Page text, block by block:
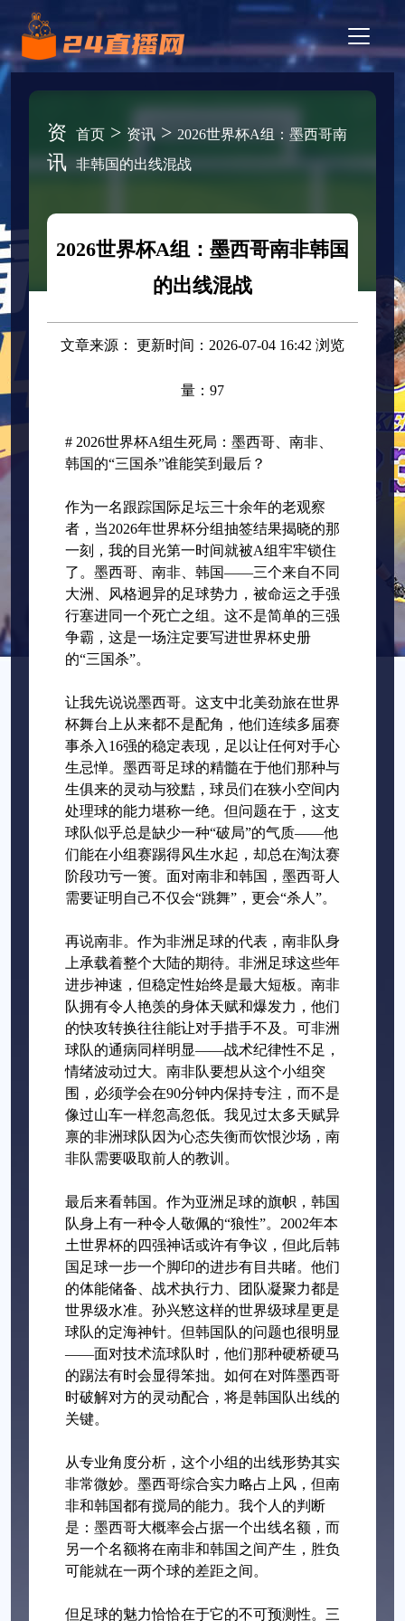
资
讯
首页 > 资讯 >2026世界杯A组：墨西哥南
非韩国的出线混战
2026世界杯A组：墨西哥南非韩国
的出线混战
文章来源： 更新时间：2026-07-04 16:42 浏览
量：97
# 2026世界杯A组生死局：墨西哥、南非、
韩国的“三国杀”谁能笑到最后？
作为一名跟踪国际足坛三十余年的老观察
者，当2026年世界杯分组抽签结果揭晓的那
一刻，我的目光第一时间就被A组牢牢锁住
了。墨西哥、南非、韩国——三个来自不同
大洲、风格迥异的足球势力，被命运之手强
行塞进同一个死亡之组。这不是简单的三强
争霸，这是一场注定要写进世界杯史册
的“三国杀”。
让我先说说墨西哥。这支中北美劲旅在世界
杯舞台上从来都不是配角，他们连续多届赛
事杀入16强的稳定表现，足以让任何对手心
生忌惮。墨西哥足球的精髓在于他们那种与
生俱来的灵动与狡黠，球员们在狭小空间内
处理球的能力堪称一绝。但问题在于，这支
球队似乎总是缺少一种“破局”的气质——他
们能在小组赛踢得风生水起，却总在淘汰赛
阶段功亏一篑。面对南非和韩国，墨西哥人
需要证明自己不仅会“跳舞”，更会“杀人”。
再说南非。作为非洲足球的代表，南非队身
上承载着整个大陆的期待。非洲足球这些年
进步神速，但稳定性始终是最大短板。南非
队拥有令人艳羡的身体天赋和爆发力，他们
的快攻转换往往能让对手措手不及。可非洲
球队的通病同样明显——战术纪律性不足，
情绪波动过大。南非队要想从这个小组突
围，必须学会在90分钟内保持专注，而不是
像过山车一样忽高忽低。我见过太多天赋异
禀的非洲球队因为心态失衡而饮恨沙场，南
非队需要吸取前人的教训。
最后来看韩国。作为亚洲足球的旗帜，韩国
队身上有一种令人敬佩的“狼性”。2002年本
土世界杯的四强神话或许有争议，但此后韩
国足球一步一个脚印的进步有目共睹。他们
的体能储备、战术执行力、团队凝聚力都是
世界级水准。孙兴慜这样的世界级球星更是
球队的定海神针。但韩国队的问题也很明显
——面对技术流球队时，他们那种硬桥硬马
的踢法有时会显得笨拙。如何在对阵墨西哥
时破解对方的灵动配合，将是韩国队出线的
关键。
从专业角度分析，这个小组的出线形势其实
非常微妙。墨西哥综合实力略占上风，但南
非和韩国都有搅局的能力。我个人的判断
是：墨西哥大概率会占据一个出线名额，而
另一个名额将在南非和韩国之间产生，胜负
可能就在一两个球的差距之间。
但足球的魅力恰恰在于它的不可预测性。三